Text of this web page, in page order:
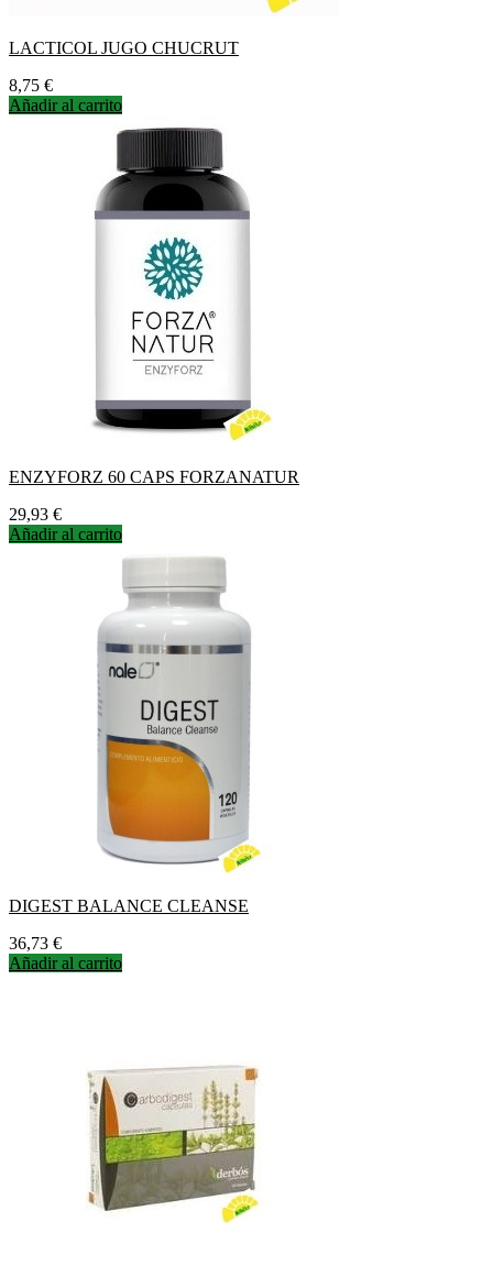
LACTICOL JUGO CHUCRUT
Precio
8,75 €
Añadir al carrito
ENZYFORZ 60 CAPS FORZANATUR
Precio
29,93 €
Añadir al carrito
DIGEST BALANCE CLEANSE
Precio
36,73 €
Añadir al carrito